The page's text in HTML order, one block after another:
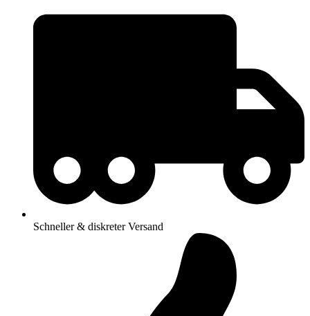
Schneller & diskreter Versand